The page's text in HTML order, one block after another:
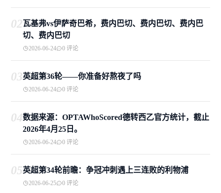
02瓦基弗vs伊萨奇巴希，费内巴切、费内巴切、费内巴
切、费内巴切
2026-06-24 0 评论
03英超第36轮——你准备好熬夜了吗
2026-06-24 0 评论
04数据来源：OPTAWhoScored德转西乙官方统计，截止
2026年4月25日。
2026-06-24 0 评论
05英超第34轮前瞻：争冠冲刺遇上三连败的利物浦
2026-06-25 0 评论